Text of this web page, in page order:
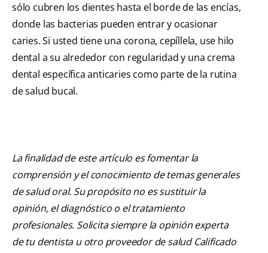
sólo cubren los dientes hasta el borde de las encías,
donde las bacterias pueden entrar y ocasionar
caries. Si usted tiene una corona, cepíllela, use hilo
dental a su alrededor con regularidad y una crema
dental específica anticaries como parte de la rutina
de salud bucal.
La finalidad de este artículo es fomentar la
comprensión y el conocimiento de temas generales
de salud oral. Su propósito no es sustituir la
opinión, el diagnóstico o el tratamiento
profesionales. Solicita siempre la opinión experta
de tu dentista u otro proveedor de salud Calificado